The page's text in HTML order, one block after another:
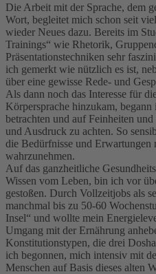
Die Arbeit mit der Sprache, dem
Wort, begleitet mich schon seit
wieder Neues dazu. Bereits im
Trainings“ wie Rhetorik,
Präsentationstechniken sehr
ich gemerkt wie nützlich es ist,
über eine gewisse Rede- und
Als dann noch das Interesse für
Körpersprache hinzukam,
betrachten und auf Feinheiten
und Ausdruck zu achten. So
die Bedürfnisse und Erwartungen
wahrzunehmen.
Auf das ganzheitliche
Wissen vom Leben, bin ich vor
gestoßen. Durch Vollzeitjobs als
manchmal bis zu 50-60
Insel“ und wollte mein
Umgang mit der Ernährung
Konstitutionstypen, die drei
ich begonnen, mich intensiv mit
Menschen auf Basis dieses alten